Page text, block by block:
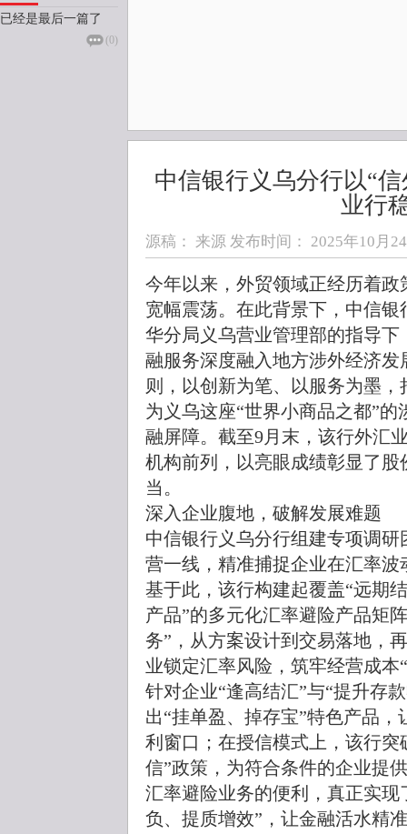
已经是最后一篇了
(0)
中信银行义乌分行以“
业行
源稿： 来源 发布时间： 2025年10月
今年以来，外贸领域正经历着
宽幅震荡。在此背景下，中信
华分局义乌营业管理部的指导
融服务深度融入地方涉外经济
则，以创新为笔、以服务为墨
为义乌这座“世界小商品之都”
融屏障。截至9月末，该行外汇
机构前列，以亮眼成绩彰显了
当。
深入企业腹地，破解发展难题
中信银行义乌分行组建专项调
营一线，精准捕捉企业在汇率
基于此，该行构建起覆盖“远期
产品”的多元化汇率避险产品矩
务”，从方案设计到交易落地，
业锁定汇率风险，筑牢经营成本
针对企业“逢高结汇”与“提升存
出“挂单盈、掉存宝”特色产品
利窗口；在授信模式上，该行
信”政策，为符合条件的企业提
汇率避险业务的便利，真正实
负、提质增效”，让金融活水精